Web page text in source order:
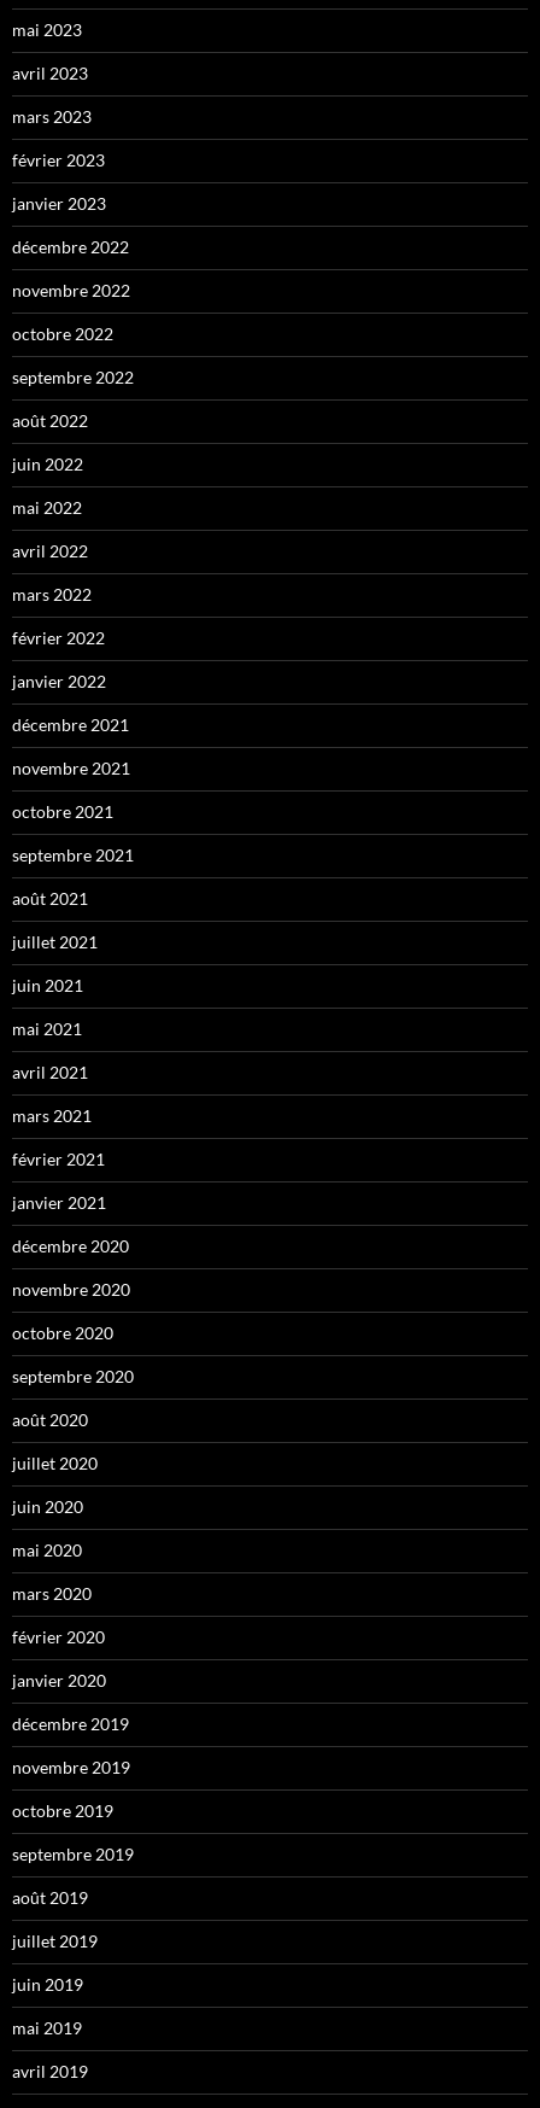
mai 2023
avril 2023
mars 2023
février 2023
janvier 2023
décembre 2022
novembre 2022
octobre 2022
septembre 2022
août 2022
juin 2022
mai 2022
avril 2022
mars 2022
février 2022
janvier 2022
décembre 2021
novembre 2021
octobre 2021
septembre 2021
août 2021
juillet 2021
juin 2021
mai 2021
avril 2021
mars 2021
février 2021
janvier 2021
décembre 2020
novembre 2020
octobre 2020
septembre 2020
août 2020
juillet 2020
juin 2020
mai 2020
mars 2020
février 2020
janvier 2020
décembre 2019
novembre 2019
octobre 2019
septembre 2019
août 2019
juillet 2019
juin 2019
mai 2019
avril 2019